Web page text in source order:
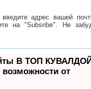
введите адрес вашей
на "Subsribe". Не
В ТОП
от